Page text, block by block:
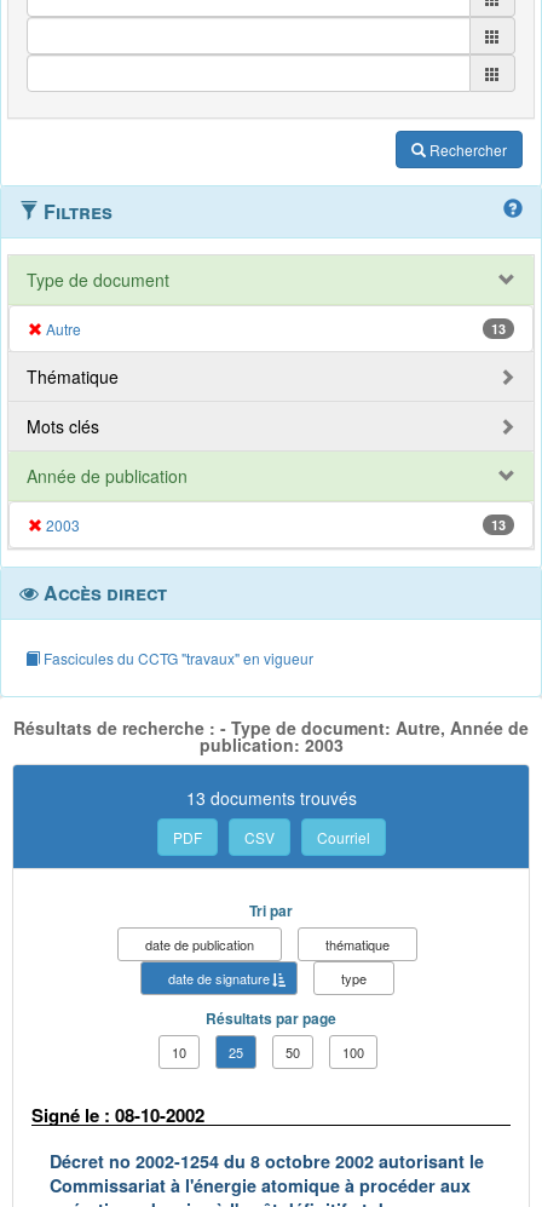
Rechercher
Filtres
Type de document
Autre 13
Thématique
Mots clés
Année de publication
2003 13
Accès direct
Fascicules du CCTG "travaux" en vigueur
Résultats de recherche : - Type de document: Autre, Année de
publication: 2003
13 documents trouvés
PDF CSV Courriel
Tri par
date de publication
thématique
date de signature
type
Résultats par page
10 25 50 100
Signé le : 08-10-2002
Décret no 2002-1254 du 8 octobre 2002 autorisant le
Commissariat à l'énergie atomique à procéder aux